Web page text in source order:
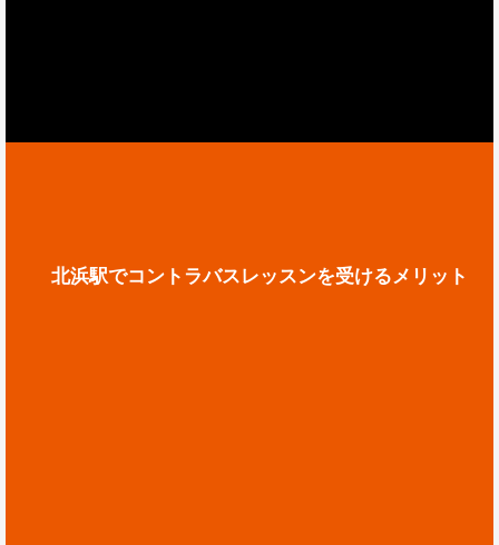
北浜駅でコントラバスレッスンを受けるメリット